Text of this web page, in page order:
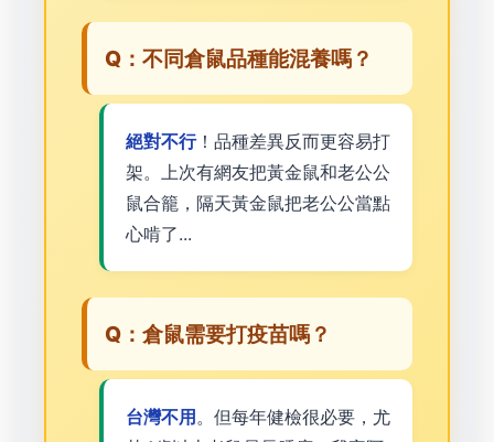
Q：不同倉鼠品種能混養嗎？
絕對不行！品種差異反而更容易打
架。上次有網友把黃金鼠和老公公
鼠合籠，隔天黃金鼠把老公公當點
心啃了...
Q：倉鼠需要打疫苗嗎？
台灣不用 。但每年健檢很必要，尤